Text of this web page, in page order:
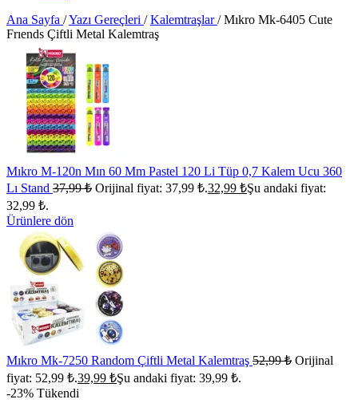
Ana Sayfa /Yazı Gereçleri / Kalemtraşlar/ Mıkro Mk-6405 Cute
Frıends Çiftli Metal Kalemtraş
Mıkro M-120n Mın 60 Mm Pastel 120 Li Tüp 0,7 Kalem Ucu 360
Lı Stand 37,99₺ Orijinal fiyat: 37,99 ₺.32,99 ₺Şu andaki fiyat:
32,99 ₺.
Ürünlere dön
Mıkro Mk-7250 Random Çiftli Metal Kalemtraş 52,99₺ Orijinal
fiyat: 52,99 ₺.39,99 ₺Şu andaki fiyat: 39,99 ₺.
-23% Tükendi